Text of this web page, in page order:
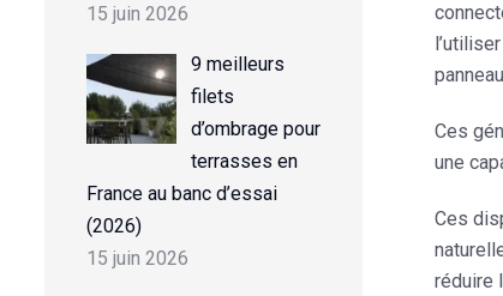
15 juin 2026
9 meilleurs
filets
d’ombrage pour
terrasses en
France au banc d’essai
(2026)
15 juin 2026
Ces
une
Ces
réduire